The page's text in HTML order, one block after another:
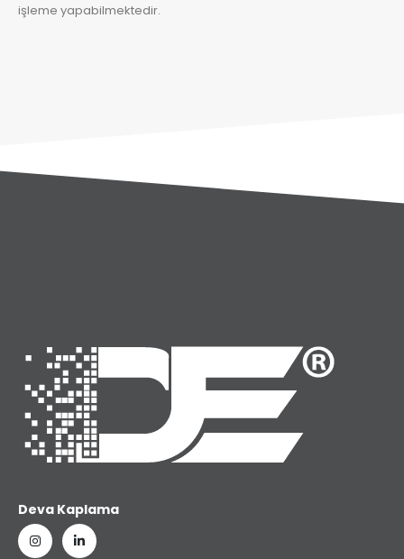
işleme yapabilmektedir.
Deva Kaplama